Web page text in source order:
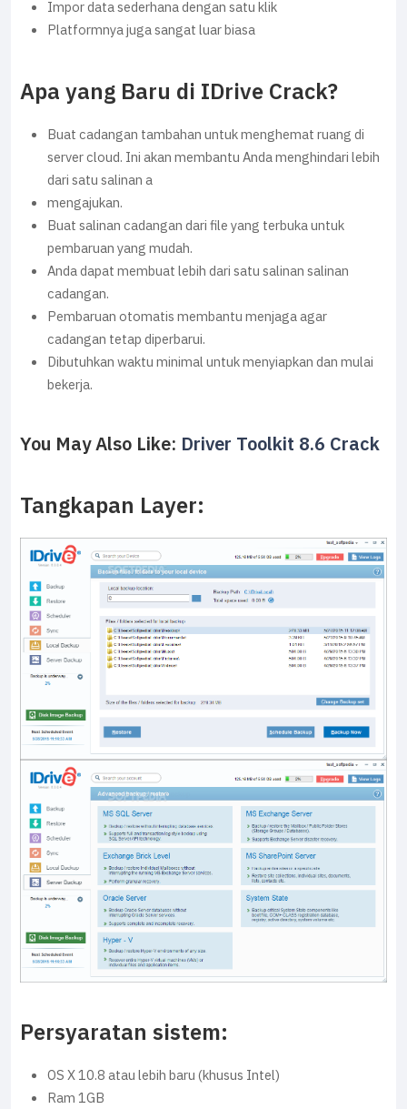
Impor data sederhana dengan satu klik
Platformnya juga sangat luar biasa
Apa yang Baru di IDrive Crack?
Buat cadangan tambahan untuk menghemat ruang di
server cloud. Ini akan membantu Anda menghindari lebih
dari satu salinan a
mengajukan.
Buat salinan cadangan dari file yang terbuka untuk
pembaruan yang mudah.
Anda dapat membuat lebih dari satu salinan salinan
cadangan.
Pembaruan otomatis membantu menjaga agar
cadangan tetap diperbarui.
Dibutuhkan waktu minimal untuk menyiapkan dan mulai
bekerja.
You May Also Like: Driver Toolkit 8.6 Crack
Tangkapan Layer:
Persyaratan sistem:
OS X 10.8 atau lebih baru (khusus Intel)
Ram 1GB